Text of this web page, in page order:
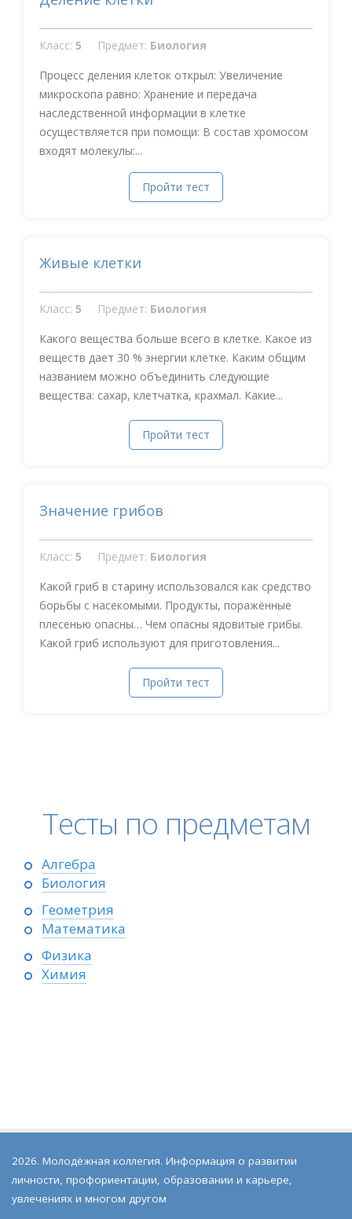
Класс: 5 Предмет: Биология
Процесс деления клеток открыл: Увеличение
микроскопа равно: Хранение и передача
наследственной информации в клетке
осуществляется при помощи: В состав хромосом
входят молекулы:...
Пройти тест
Живые клетки
Класс: 5 Предмет: Биология
Какого вещества больше всего в клетке. Какое из
веществ дает 30 % энергии клетке. Каким общим
названием можно объединить следующие
вещества: сахар, клетчатка, крахмал. Какие...
Пройти тест
Значение грибов
Класс: 5 Предмет: Биология
Какой гриб в старину использовался как средство
борьбы с насекомыми. Продукты, поражённые
плесенью опасны… Чем опасны ядовитые грибы.
Какой гриб используют для приготовления...
Пройти тест
Тесты по предметам
Алгебра
Биология
Геометрия
Математика
Физика
Химия
2026. Молодёжная коллегия. Информация о развитии
личности, профориентации, образовании и карьере,
увлечениях и многом другом